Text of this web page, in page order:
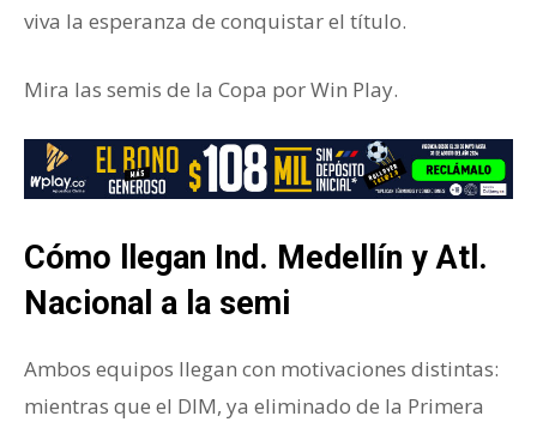
viva la esperanza de conquistar el título.
Mira las semis de la Copa por Win Play.
Cómo llegan Ind. Medellín y Atl.
Nacional a la semi
Ambos equipos llegan con motivaciones distintas:
mientras que el DIM, ya eliminado de la Primera